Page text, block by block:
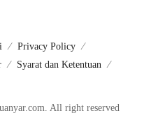
Privacy Policy
Syarat dan Ketentuan
All right reserved